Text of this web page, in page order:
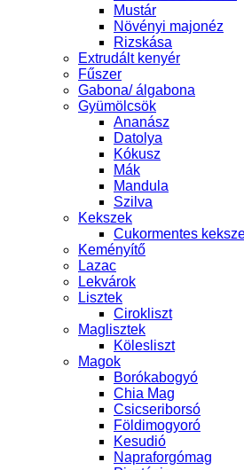
Mustár
Növényi majonéz
Rizskása
Extrudált kenyér
Fűszer
Gabona/ álgabona
Gyümölcsök
Ananász
Datolya
Kókusz
Mák
Mandula
Szilva
Kekszek
Cukormentes
Keményítő
Lazac
Lekvárok
Lisztek
Cirokliszt
Maglisztek
Kölesliszt
Magok
Borókabogyó
Chia Mag
Csicseriborsó
Földimogyoró
Kesudió
Napraforgómag